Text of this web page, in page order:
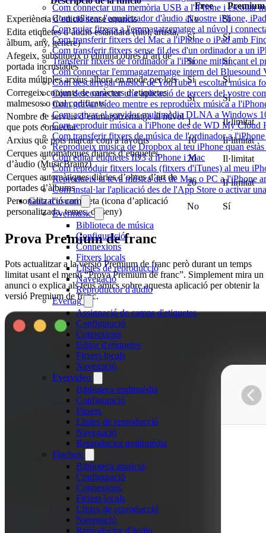
Com connectar una memòria USB a l'iPhone i escoltar
Com utilitzar l'equalitzador d'àudio al vostre iPhone,
Com pujar fitxers a l'emmagatzematge al núvol i
Com transferir fitxers del Mac a l'iPhone o iPad amb
Com transferir fitxers sense fil des d'un ordinador a un
Transferir fitxers de l'ordinador a l'iPhone mitjançant el
Com connectar l'emmagatzematge intern del
Com descarregar música de YouTube i escoltar música
Com desconnectar una aplicació de tercers del vostre
Com gravar vídeo mentre es reprodueix música a
Com activar el servidor multimèdia DLNA a Windows
Com reproduir música a l'iPhone des de WD My Cloud
Com transferir fitxers de música de l'ordinador a
Reprodueix música de Dropbox al teu iPhone quan
Com editar etiquetes ID3 a iPhone i Mac
Com reproduir fitxers locals (fitxers d'iTunes) al meu
Reprodueix la teva música des de Mac o PC a l'iPhone
Com instal·lar l'aplicació des de l'App Store o activar
Guia d'usuari
Evermusic
Biblioteca de música
Configuració
Connexions
Fitxers locals
Llistes de reproducció
Navegació
Reproductor d'àudio
Evertag
Assignació de camps d'etiquetes
Configuració
Connexions
Editor d'etiquetes
Fitxers locals
Navegació
Evervideo
Biblioteca multimèdia
Configuració
Fitxers
Llistes de reproducció
Navegació
Reproductor multimèdia
Flacbox
Biblioteca musical
Configuració
Connexions
Fitxers locals
Llistes de reproducció
Navegació
Reproductor d'àudio
Free
Premium
Experiència d’edició sense anuncis
No
Sí
Edita etiquetes d’àudio estàndard (títol, artista,
àlbum, any, gènere)
Sí
Sí
Afegeix, substitueix o elimina obres d’art de
portada incrustades
Sí
Sí
Edita múltiples arxius alhora en mode per lots
Sí
Sí
Corregeix conjunts de caràcters d’etiquetes
malmesos o mal codificats
Sí
Sí
Nombre de serveis d’emmagatzematge al núvol
que pots connectar
1
Il·limitat
Arxius que pots marcar com a favorits
10
Il·limitat
Cerques automàtiques diàries d’etiquetes
d’àudio (MusicBrainz)
20
Il·limitat
Cerques automàtiques diàries d’obres d’art de
portades d’àlbums
20
Il·limitat
Personalització completa (icona d’aplicació
personalitzada, temes, disseny)
No Sí
Prova Premium de franc
Pots actualitzar a la versió Premium de franc però durant un temps
limitat usant el menú “Prova Premium de franc”. Simplement mira un
anunci o explica als teus amics sobre aquesta aplicació per obtenir la
versió Premium de franc.